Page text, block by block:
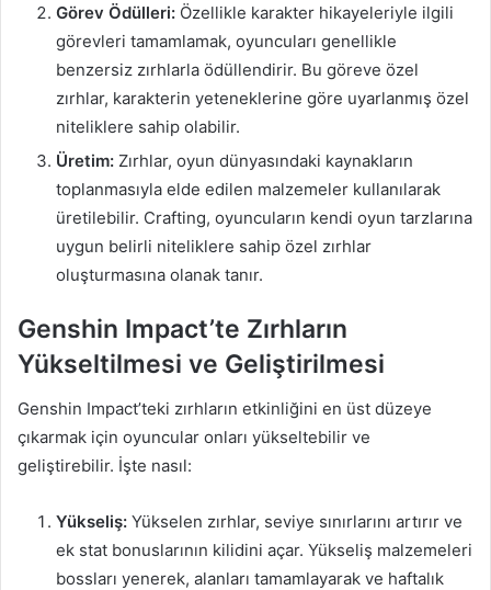
Görev Ödülleri: Özellikle karakter hikayeleriyle ilgili
görevleri tamamlamak, oyuncuları genellikle
benzersiz zırhlarla ödüllendirir. Bu göreve özel
zırhlar, karakterin yeteneklerine göre uyarlanmış özel
niteliklere sahip olabilir.
Üretim: Zırhlar, oyun dünyasındaki kaynakların
toplanmasıyla elde edilen malzemeler kullanılarak
üretilebilir. Crafting, oyuncuların kendi oyun tarzlarına
uygun belirli niteliklere sahip özel zırhlar
oluşturmasına olanak tanır.
Genshin Impact’te Zırhların
Yükseltilmesi ve Geliştirilmesi
Genshin Impact’teki zırhların etkinliğini en üst düzeye
çıkarmak için oyuncular onları yükseltebilir ve
geliştirebilir. İşte nasıl:
Yükseliş: Yükselen zırhlar, seviye sınırlarını artırır ve
ek stat bonuslarının kilidini açar. Yükseliş malzemeleri
bossları yenerek, alanları tamamlayarak ve haftalık